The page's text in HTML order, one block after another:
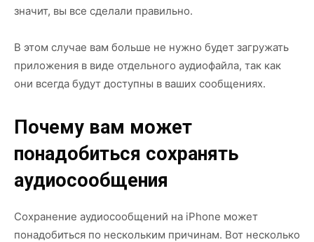
значит, вы все сделали правильно.
В этом случае вам больше не нужно будет загружать
приложения в виде отдельного аудиофайла, так как
они всегда будут доступны в ваших сообщениях.
Почему вам может
понадобиться сохранять
аудиосообщения
Сохранение аудиосообщений на iPhone может
понадобиться по нескольким причинам. Вот несколько